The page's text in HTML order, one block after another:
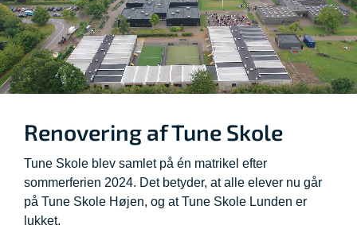
Renovering af Tune Skole
Tune Skole blev samlet på én matrikel efter
sommerferien 2024. Det betyder, at alle elever nu går
på Tune Skole Højen, og at Tune Skole Lunden er
lukket.